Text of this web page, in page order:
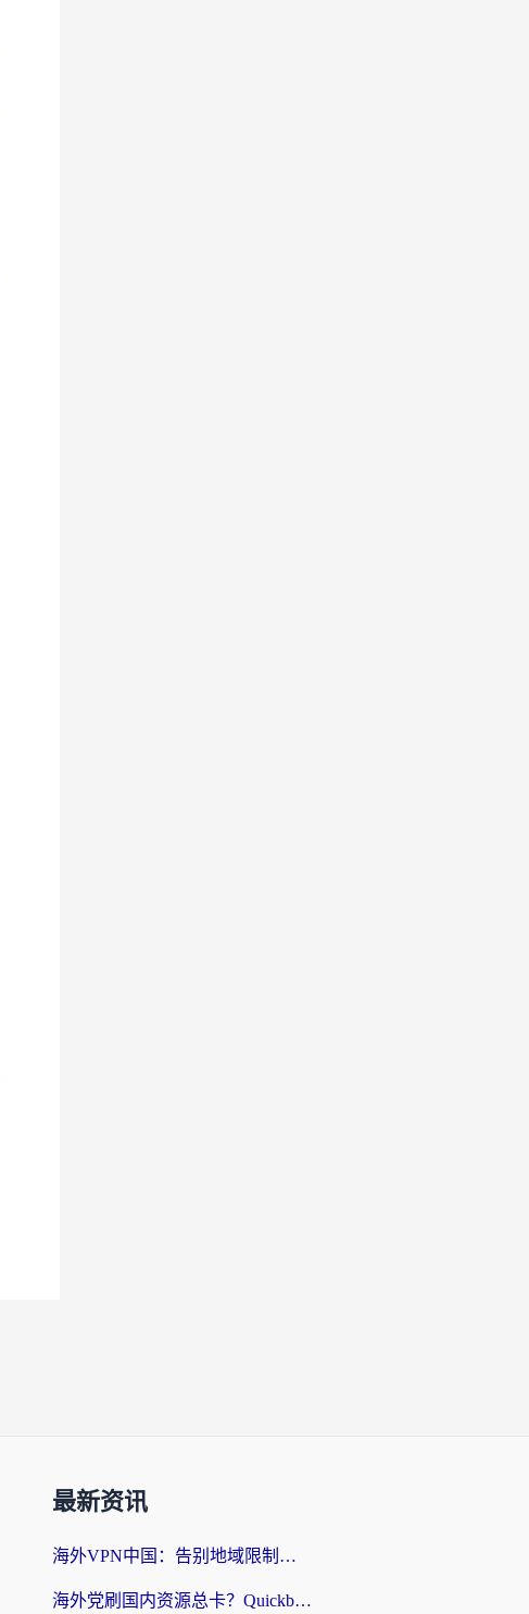
最新资讯
海外VPN中国：告别地域限制，留学生与华人如何轻松刷国内剧、玩国服？
海外党刷国内资源总卡？Quickback和采集蜂好用吗？这篇指南帮你避坑